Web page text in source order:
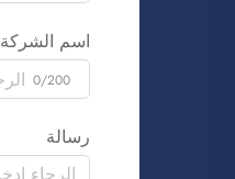
اسم الشركة
0/200
رسالة